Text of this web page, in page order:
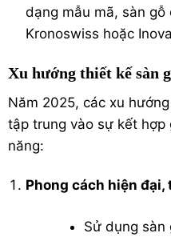
dạng mẫu mã, sàn gỗ
Kronoswiss hoặc
Xu hướng thiết kế sàn
Năm 2025, các xu
tập trung vào sự kết hợp
năng:
Phong cách hiện đại,
Sử dụng sàn